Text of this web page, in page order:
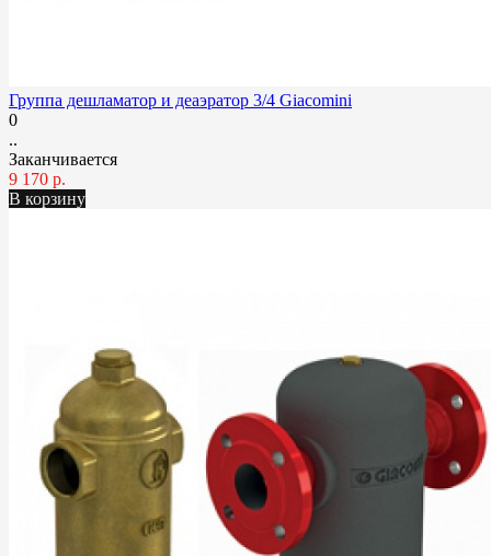
Группа дешламатор и деаэратор 3/4 Giacomini
0
..
Заканчивается
9 170 р.
В корзину